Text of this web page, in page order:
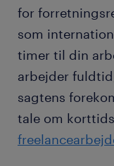
for
som
timer til din
arbejder
sagtens
tale om